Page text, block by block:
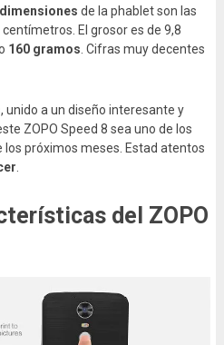
dimensiones de la phablet son las
El grosor es de 9,8
160 gramos . Cifras muy decentes
, unido a un diseño interesante y
ZOPO Speed 8 sea uno de los
próximos meses. Estad atentos
del ZOPO